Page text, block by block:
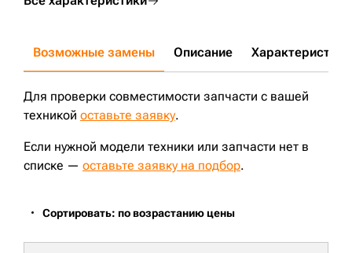
Возможные замены Описание Характеристики
Для проверки совместимости запчасти с вашей
техникой оставьте заявку.
Если нужной модели техники или запчасти нет в
списке — оставьте заявку на подбор.
Сортировать: по возрастанию цены